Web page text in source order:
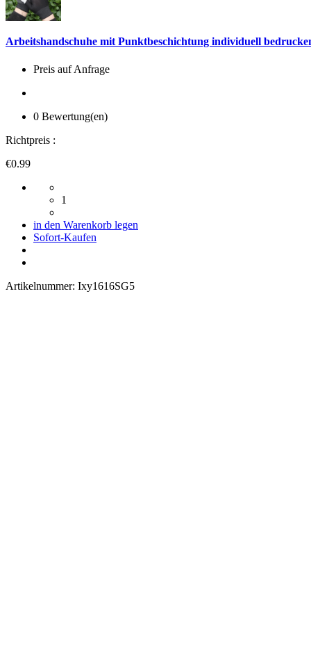
Arbeitshandschuhe mit Punktbeschichtung individuell
Preis auf Anfrage
0 Bewertung(en)
Richtpreis :
€0.99
1
in den Warenkorb legen
Sofort-Kaufen
Artikelnummer: Ixy1616SG5